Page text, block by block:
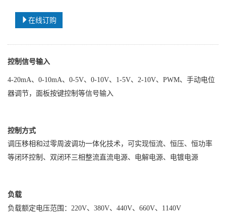
在线订购
控制信号输入
4-20mA、0-10mA、0-5V、0-10V、1-5V、2-10V、PWM、手动电位
器调节，面板按键控制等信号输入
控制方式
调压移相和过零周波调功一体化技术，可实现恒流、恒压、恒功率
等闭环控制、双闭环三相整流直流电源、电解电源、电镀电源
负载
负载额定电压范围：220V、380V、440V、660V、1140V